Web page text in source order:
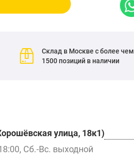
Склад в Москве с более чем
1500 позиций в наличии
улица, 18к1)
Сб.-Вс. выходной